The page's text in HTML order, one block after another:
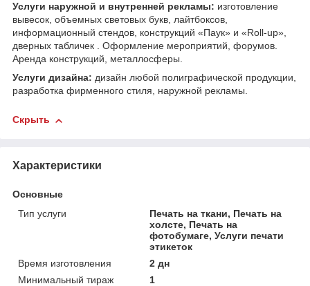
Услуги наружной и внутренней рекламы: изготовление
вывесок, объемных световых букв, лайтбоксов,
информационный стендов, конструкций «Паук» и «Roll-up»,
дверных табличек . Оформление мероприятий, форумов.
Аренда конструкций, металлосферы.
Услуги дизайна: дизайн любой полиграфической продукции,
разработка фирменного стиля, наружной рекламы.
Скрыть
Характеристики
Основные
Тип услуги
Печать на ткани, Печать на
холсте, Печать на
фотобумаге, Услуги печати
этикеток
Время изготовления
2 дн
Минимальный тираж
1